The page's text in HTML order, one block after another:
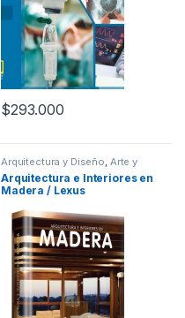
$293.000
Arquitectura y Diseño Arte y
Afines Diseño Ofertas
Profesionales y tecnicos
Arquitectura e Interiores en
Madera / Lexus